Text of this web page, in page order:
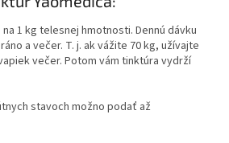
1 kg telesnej hmotnosti. Dennú dávku
a večer. T. j. ak vážite 70 kg, užívajte
večer. Potom vám tinktúra vydrží
stavoch možno podať až